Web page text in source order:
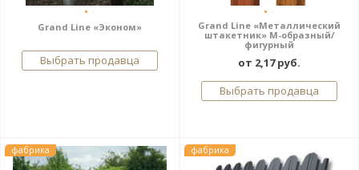
Grand Line «Эконом»
Выбрать продавца
Grand Line «Металлический
штакетник» М-образный/
фигурный
от 2,17 руб.
Выбрать продавца
фабрика фабрика